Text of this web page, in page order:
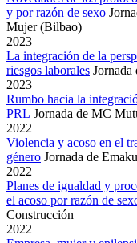
y por razón de sexo
Mujer (Bilbao)
2023
La integración de la
riesgos laborales
2023
Rumbo hacia la
PRL Jornada de MC
2022
Violencia y acoso en el
género Jornada de
2022
Planes de igualdad y
el acoso por razón de
Construcción
2022